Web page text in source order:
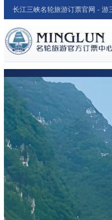
长江三峡名轮旅游订票官网 - 游